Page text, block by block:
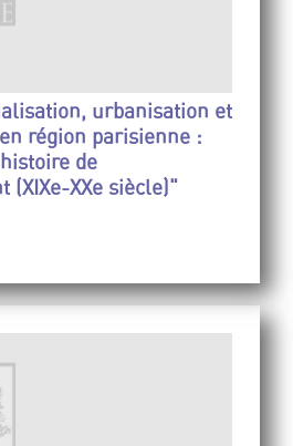
urbanisation et
région parisienne :
de
(XIXe-XXe siècle)"